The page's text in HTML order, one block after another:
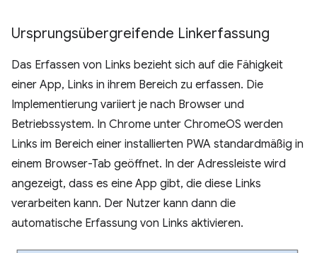
Ursprungsübergreifende Linkerfassung
Das Erfassen von Links bezieht sich auf die Fähigkeit
einer App, Links in ihrem Bereich zu erfassen. Die
Implementierung variiert je nach Browser und
Betriebssystem. In Chrome unter ChromeOS werden
Links im Bereich einer installierten PWA standardmäßig in
einem Browser-Tab geöffnet. In der Adressleiste wird
angezeigt, dass es eine App gibt, die diese Links
verarbeiten kann. Der Nutzer kann dann die
automatische Erfassung von Links aktivieren.